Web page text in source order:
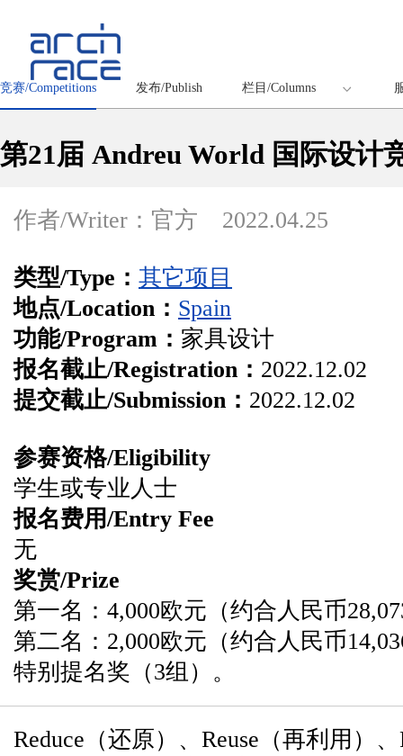
竞赛/Competitions 发布/Publish 栏目/Columns
第21届 Andreu World 国际设计
作者/Writer：官方 2022.04.25
类型/Type： 其它项目
地点/Location： Spain
功能/Program： 家具设计
报名截止/Registration： 2022.12.02
提交截止/Submission： 2022.12.02
参赛资格/Eligibility
学生或专业人士
报名费用/Entry Fee
无
奖赏/Prize
第一名：4,000欧元（约合人民币
第二名：2,000欧元（约合人民币
特别提名奖（3组）。
Reduce（还原）、Reuse（再利用）